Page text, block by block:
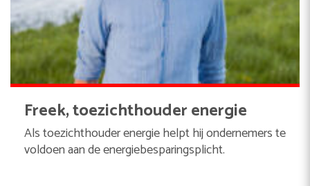
Freek, toezichthouder energie
Als toezichthouder energie helpt hij ondernemers te
voldoen aan de energiebesparingsplicht.